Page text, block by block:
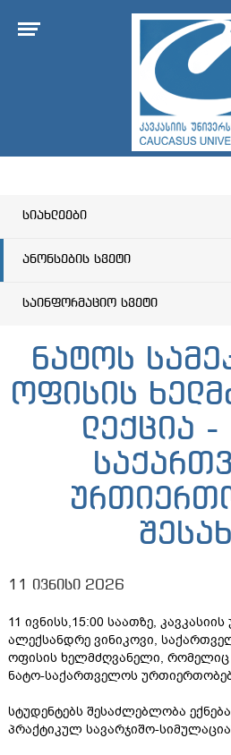
სიახლეები
ანონსების სვეტი
საინფორმაციო სვეტი
ნატოს
ოფისის
ლექცია
11 ივნისი 2026
11 ივნისს,15:00 საათზე, კავკასიის
ალექსანდრე ვინიკოვი,
ოფისის ხელმძღვანელი, რომელიც
ნატო-საქართველოს
სტუდენტებს შესაძლებლობა
პრაქტიკულ სავარჯიშო-